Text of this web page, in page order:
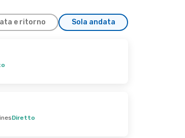
e ritorno Sola andata
Diretto